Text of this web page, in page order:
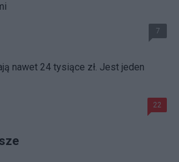
7
nawet 24 tysiące zł. Jest jeden
22